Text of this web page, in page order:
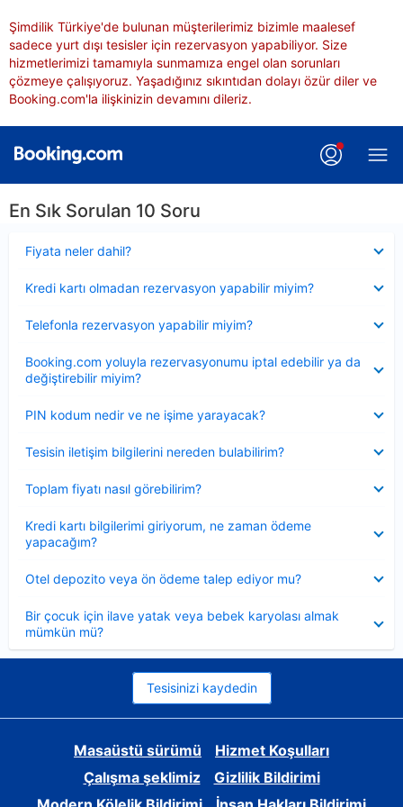
Şimdilik Türkiye'de bulunan müşterilerimiz bizimle maalesef
sadece yurt dışı tesisler için rezervasyon yapabiliyor. Size
hizmetlerimizi tamamıyla sunmamıza engel olan sorunları
çözmeye çalışıyoruz. Yaşadığınız sıkıntıdan dolayı özür diler ve
Booking.com'la ilişkinizin devamını dileriz.
En Sık Sorulan 10 Soru
Fiyata neler dahil?
Kredi kartı olmadan rezervasyon yapabilir miyim?
Telefonla rezervasyon yapabilir miyim?
Booking.com yoluyla rezervasyonumu iptal edebilir ya da
değiştirebilir miyim?
PIN kodum nedir ve ne işime yarayacak?
Tesisin iletişim bilgilerini nereden bulabilirim?
Toplam fiyatı nasıl görebilirim?
Kredi kartı bilgilerimi giriyorum, ne zaman ödeme
yapacağım?
Otel depozito veya ön ödeme talep ediyor mu?
Bir çocuk için ilave yatak veya bebek karyolası almak
mümkün mü?
Tesisinizi kaydedin
Masaüstü sürümü
Hizmet Koşulları
Çalışma şeklimiz
Gizlilik Bildirimi